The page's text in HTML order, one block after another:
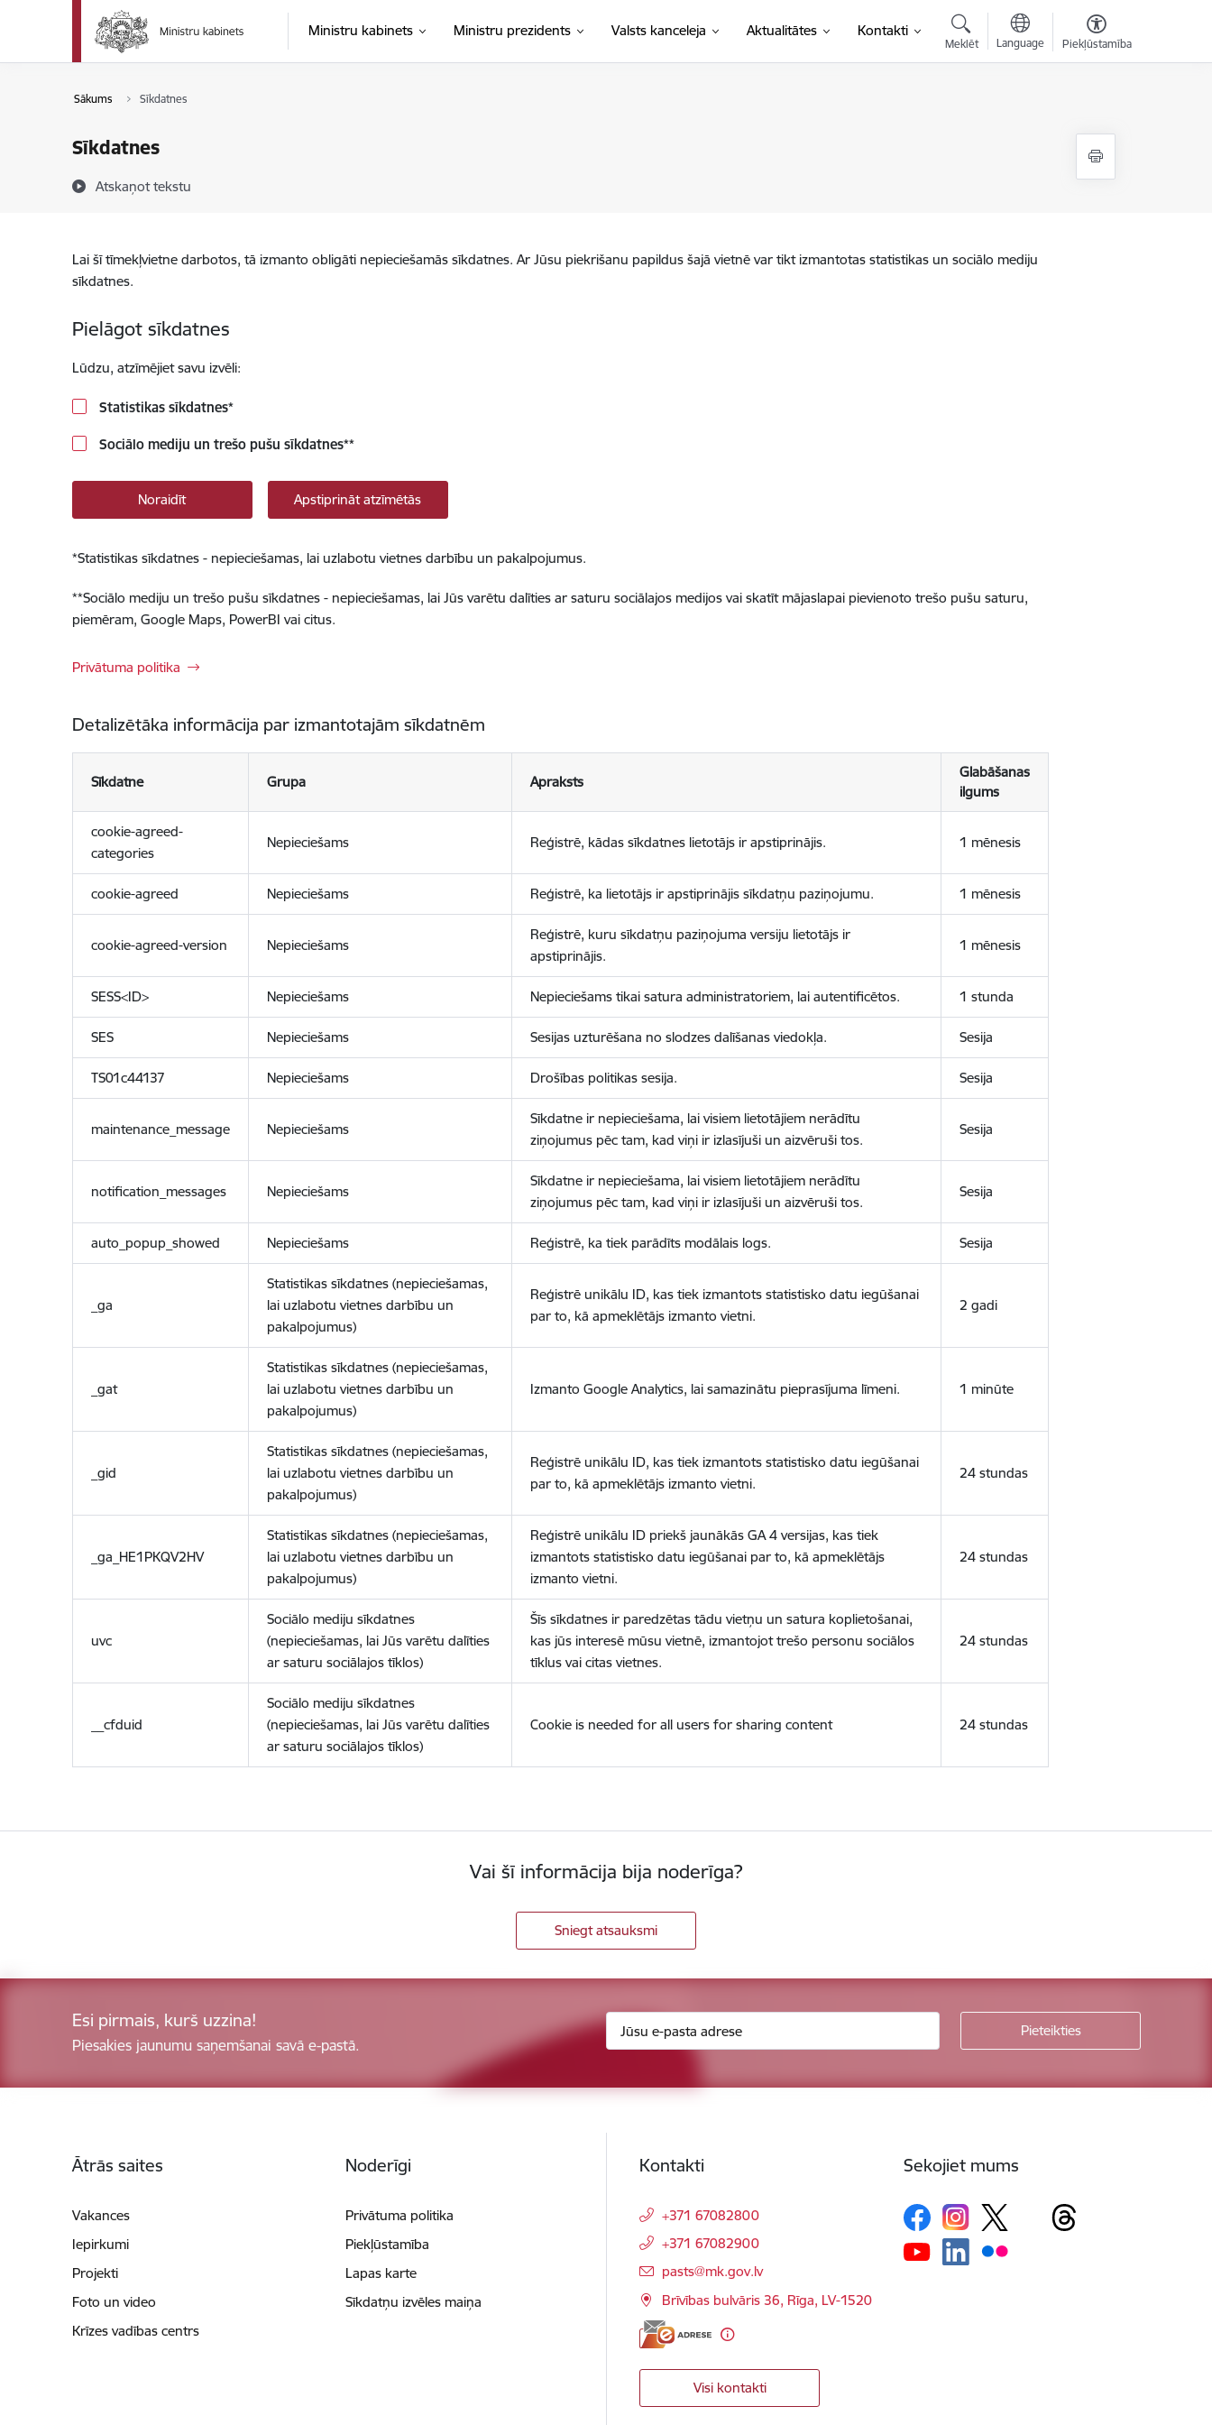
Pāriet uz lapas saturu
Ministru kabinets Ministru prezidents Valsts kanceleja Aktualitātes Kontakti
Meklēt Language Piekļūstamība
Sākums Sīkdatnes
Sīkdatnes
Atskaņot tekstu
Lai šī tīmekļvietne darbotos, tā izmanto obligāti nepieciešamās sīkdatnes. Ar Jūsu piekrišanu papildus šajā vietnē var tikt izmantotas statistikas un sociālo mediju
sīkdatnes.
Pielāgot sīkdatnes
Lūdzu, atzīmējiet savu izvēli:
Statistikas sīkdatnes*
Sociālo mediju un trešo pušu sīkdatnes**
Noraidīt Apstiprināt atzīmētās
*Statistikas sīkdatnes - nepieciešamas, lai uzlabotu vietnes darbību un pakalpojumus.
**Sociālo mediju un trešo pušu sīkdatnes - nepieciešamas, lai Jūs varētu dalīties ar saturu sociālajos medijos vai skatīt mājaslapai pievienoto trešo pušu saturu,
piemēram, Google Maps, PowerBI vai citus.
Privātuma politika
Detalizētāka informācija par izmantotajām sīkdatnēm
Sīkdatne Grupa Apraksts
Glabāšanas
ilgums
cookie-agreed-
categories
Nepieciešams Reģistrē, kādas sīkdatnes lietotājs ir apstiprinājis. 1 mēnesis
cookie-agreed Nepieciešams Reģistrē, ka lietotājs ir apstiprinājis sīkdatņu paziņojumu. 1 mēnesis
cookie-agreed-version Nepieciešams
Reģistrē, kuru sīkdatņu paziņojuma versiju lietotājs ir
apstiprinājis.
1 mēnesis
SESS<ID> Nepieciešams Nepieciešams tikai satura administratoriem, lai autentificētos. 1 stunda
SES Nepieciešams Sesijas uzturēšana no slodzes dalīšanas viedokļa. Sesija
TS01c44137 Nepieciešams Drošības politikas sesija. Sesija
maintenance_message Nepieciešams
Sīkdatne ir nepieciešama, lai visiem lietotājiem nerādītu
ziņojumus pēc tam, kad viņi ir izlasījuši un aizvēruši tos.
Sesija
notification_messages Nepieciešams
Sīkdatne ir nepieciešama, lai visiem lietotājiem nerādītu
ziņojumus pēc tam, kad viņi ir izlasījuši un aizvēruši tos.
Sesija
auto_popup_showed Nepieciešams Reģistrē, ka tiek parādīts modālais logs. Sesija
_ga
Statistikas sīkdatnes (nepieciešamas,
lai uzlabotu vietnes darbību un
pakalpojumus)
Reģistrē unikālu ID, kas tiek izmantots statistisko datu iegūšanai
par to, kā apmeklētājs izmanto vietni.
2 gadi
_gat
Statistikas sīkdatnes (nepieciešamas,
lai uzlabotu vietnes darbību un
pakalpojumus)
Izmanto Google Analytics, lai samazinātu pieprasījuma līmeni. 1 minūte
_gid
Statistikas sīkdatnes (nepieciešamas,
lai uzlabotu vietnes darbību un
pakalpojumus)
Reģistrē unikālu ID, kas tiek izmantots statistisko datu iegūšanai
par to, kā apmeklētājs izmanto vietni.
24 stundas
_ga_HE1PKQV2HV
Statistikas sīkdatnes (nepieciešamas,
lai uzlabotu vietnes darbību un
pakalpojumus)
Reģistrē unikālu ID priekš jaunākās GA 4 versijas, kas tiek
izmantots statistisko datu iegūšanai par to, kā apmeklētājs
izmanto vietni.
24 stundas
uvc
Sociālo mediju sīkdatnes
(nepieciešamas, lai Jūs varētu dalīties
ar saturu sociālajos tīklos)
Šīs sīkdatnes ir paredzētas tādu vietņu un satura koplietošanai,
kas jūs interesē mūsu vietnē, izmantojot trešo personu sociālos
tīklus vai citas vietnes.
24 stundas
__cfduid
Sociālo mediju sīkdatnes
(nepieciešamas, lai Jūs varētu dalīties
ar saturu sociālajos tīklos)
Cookie is needed for all users for sharing content 24 stundas
Vai šī informācija bija noderīga?
Sniegt atsauksmi
Esi pirmais, kurš uzzina!
Piesakies jaunumu saņemšanai savā e-pastā.
Ātrās saites
Vakances
Iepirkumi
Projekti
Foto un video
Krīzes vadības centrs
Noderīgi
Privātuma politika
Piekļūstamība
Lapas karte
Sīkdatņu izvēles maiņa
Kontakti
+371 67082800
+371 67082900
E-pasts:
pasts@mk.gov.lv
Brīvības bulvāris 36, Rīga, LV-1520
Visi kontakti
Sekojiet mums